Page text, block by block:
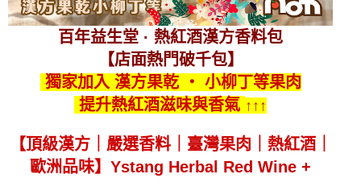
百年益生堂 · 熱紅酒漢方香料包
【店面熱門破千包】
獨家加入 漢方果乾 ‧ 小柳丁等果肉
提升熱紅酒滋味與香氣 ↑↑↑
【頂級漢方｜嚴選香料｜臺灣果肉｜熱紅酒｜
歐洲品味】Ystang Herbal Red Wine +